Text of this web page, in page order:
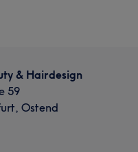
& Hairdesign
59
Ostend